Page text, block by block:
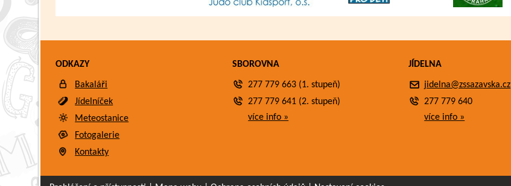
ODKAZY
Bakaláři
Jídelníček
Meteostanice
Fotogalerie
Kontakty
SBOROVNA
277 779 663 (1. stupeň)
277 779 641 (2. stupeň)
více info »
JÍDELNA
jidelna@zssazavska.cz
277 779 640
více info »